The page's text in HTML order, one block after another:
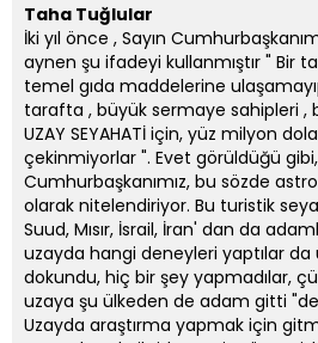
Taha Tuğlular
İki yıl önce , Sayın
aynen şu ifadeyi kullanmıştır " Bir
temel gıda maddelerine
tarafta , büyük sermaye sahipleri ,
UZAY SEYAHATİ için, yüz milyon
çekinmiyorlar ". Evet görüldüğü gibi,
Cumhurbaşkanımız, bu sözde
olarak nitelendiriyor. Bu turistik
Suud, Mısır, İsrail, İran' dan da
uzayda hangi deneyleri yaptılar da
dokundu, hiç bir şey yapmadılar,
uzaya şu ülkeden de adam gitti
Uzayda araştırma yapmak için